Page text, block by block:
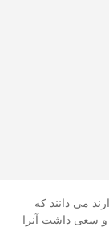
می دانند که
و سعی داشت آنرا